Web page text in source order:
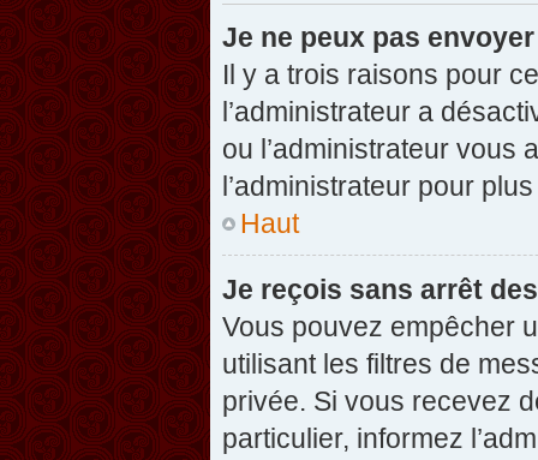
Je ne peux pas
Il y a trois raisons pour
l’administrateur a
ou l’administrateur vous
l’administrateur pour
Haut
Je reçois sans arrêt
Vous pouvez empêcher
utilisant les filtres de
privée. Si vous recevez
particulier, informez